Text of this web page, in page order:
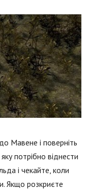
Мавене і поверніть
потрібно віднести
і чекайте, коли
Якщо розкриєте